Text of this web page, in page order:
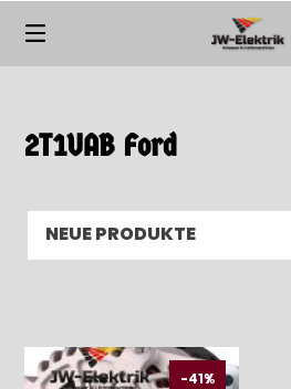
2T1UAB Ford
-41%